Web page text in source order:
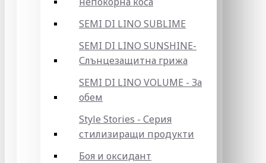
SEMI DI LINO SUBLIME
SEMI DI LINO SUNSHINE-
Слънцезащитна грижа
SEMI DI LINO VOLUME - За
обем
Style Stories - Серия
стилизиращи продукти
Боя и оксидант